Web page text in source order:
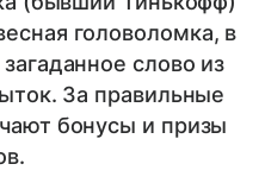
головоломка, в
слово из
За правильные
бонусы и призы